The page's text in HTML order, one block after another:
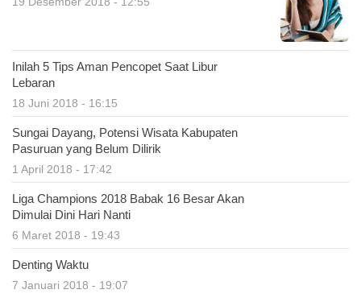
Inilah 5 Tips Aman Pencopet Saat Libur
Lebaran
18 Juni 2018 - 16:15
Sungai Dayang, Potensi Wisata Kabupaten
Pasuruan yang Belum Dilirik
1 April 2018 - 17:42
Liga Champions 2018 Babak 16 Besar Akan
Dimulai Dini Hari Nanti
6 Maret 2018 - 19:43
Denting Waktu
7 Januari 2018 - 19:07